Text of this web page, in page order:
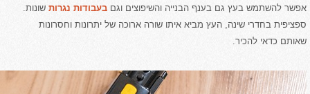
אפשר להשתמש בעץ גם בענף הבנייה והשיפוצים וגם בעבודות נגרות שונות.
ספציפית בחדרי שינה, העץ מביא איתו שורה ארוכה של יתרונות וחסרונות
שאותם כדאי להכיר.